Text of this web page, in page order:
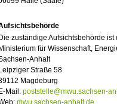
Die zuständige Aufsichtsbehörde ist
Ministerium für Wissenschaft,
Anhalt
Leipziger Straße 58
Magdeburg
E-Mail: poststelle@mwu.sachsen-